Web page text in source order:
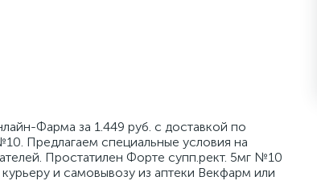
Фарма за 1.449 руб. с доставкой по
Предлагаем специальные условия на
Простатилен Форте супп.рект. 5мг №10
и самовывозу из аптеки Векфарм или